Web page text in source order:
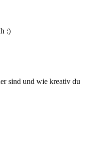
:)
sind und wie kreativ du